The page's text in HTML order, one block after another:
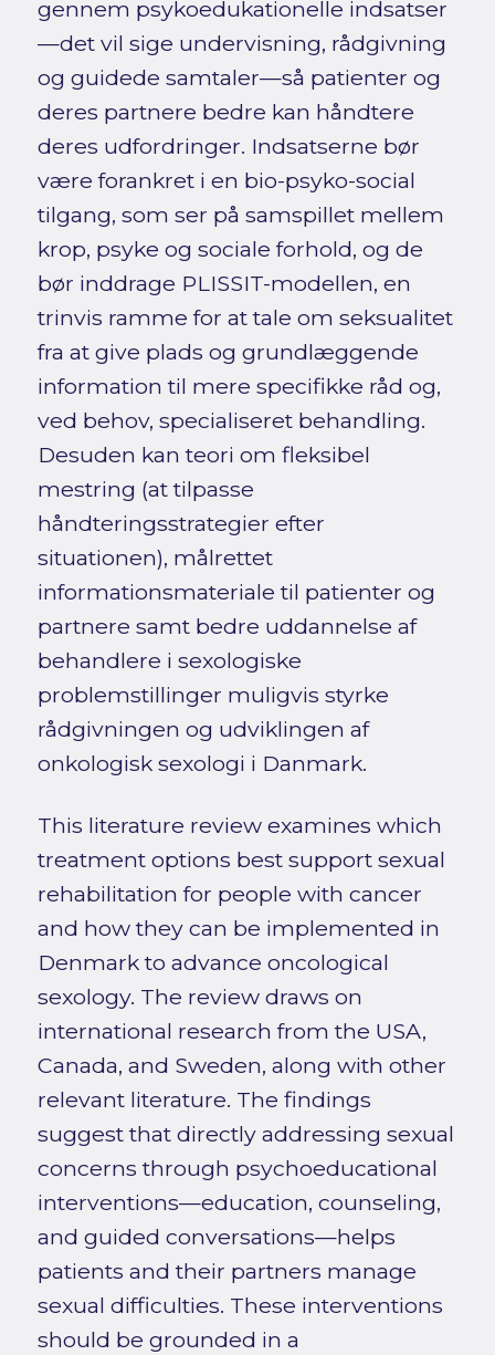
gennem psykoedukationelle indsatser
—det vil sige undervisning, rådgivning
og guidede samtaler—så patienter og
deres partnere bedre kan håndtere
deres udfordringer. Indsatserne bør
være forankret i en bio-psyko-social
tilgang, som ser på samspillet mellem
krop, psyke og sociale forhold, og de
bør inddrage PLISSIT-modellen, en
trinvis ramme for at tale om seksualitet
fra at give plads og grundlæggende
information til mere specifikke råd og,
ved behov, specialiseret behandling.
Desuden kan teori om fleksibel
mestring (at tilpasse
håndteringsstrategier efter
situationen), målrettet
informationsmateriale til patienter og
partnere samt bedre uddannelse af
behandlere i sexologiske
problemstillinger muligvis styrke
rådgivningen og udviklingen af
onkologisk sexologi i Danmark.
This literature review examines which
treatment options best support sexual
rehabilitation for people with cancer
and how they can be implemented in
Denmark to advance oncological
sexology. The review draws on
international research from the USA,
Canada, and Sweden, along with other
relevant literature. The findings
suggest that directly addressing sexual
concerns through psychoeducational
interventions—education, counseling,
and guided conversations—helps
patients and their partners manage
sexual difficulties. These interventions
should be grounded in a